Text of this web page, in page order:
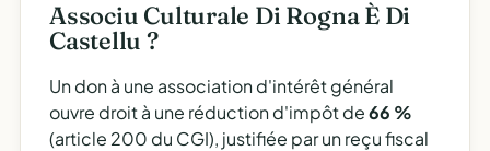
Associu Culturale Di Rogna È Di
Castellu ?
Un don à une association d'intérêt général
ouvre droit à une réduction d'impôt de66 %
(article 200 du CGI), justifiée par un reçu fiscal